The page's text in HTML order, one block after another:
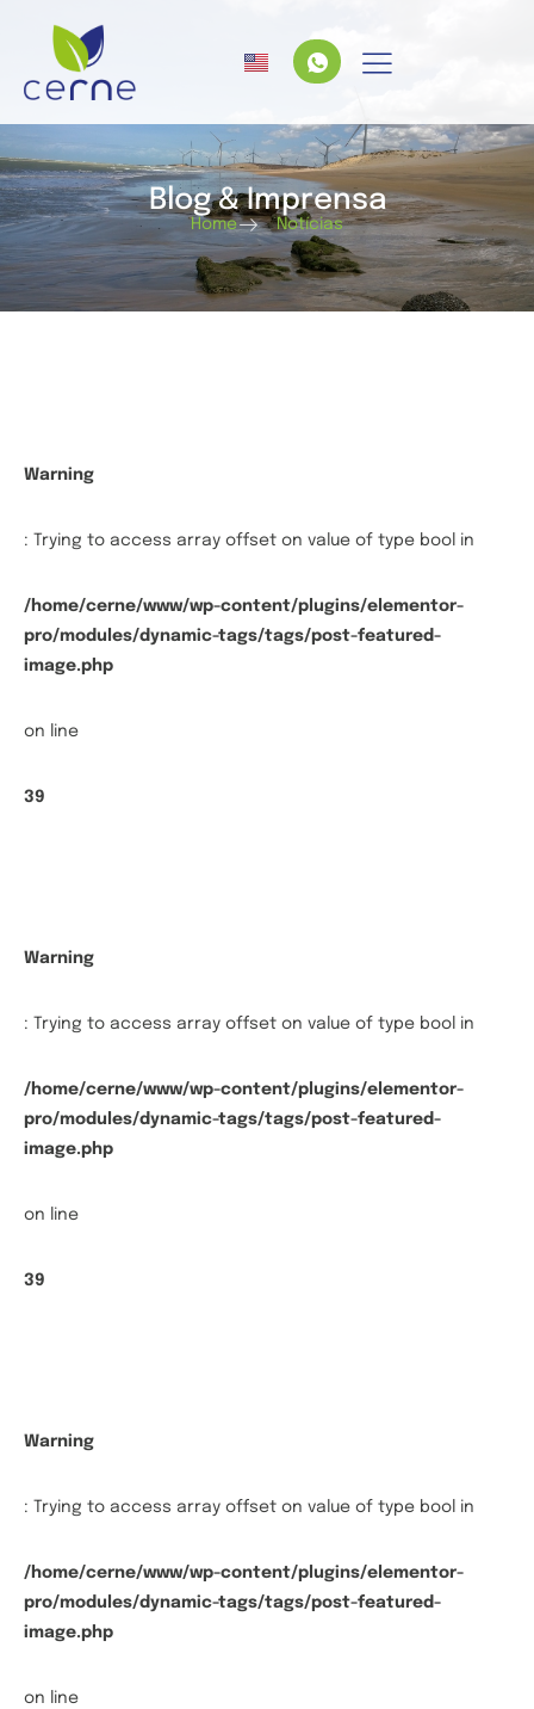
Blog & Imprensa
Home Notícias
Warning
: Trying to access array offset on value of type bool in
/home/cerne/www/wp-content/plugins/elementor-
pro/modules/dynamic-tags/tags/post-featured-
image.php
on line
39
Warning
: Trying to access array offset on value of type bool in
/home/cerne/www/wp-content/plugins/elementor-
pro/modules/dynamic-tags/tags/post-featured-
image.php
on line
39
Warning
: Trying to access array offset on value of type bool in
/home/cerne/www/wp-content/plugins/elementor-
pro/modules/dynamic-tags/tags/post-featured-
image.php
on line